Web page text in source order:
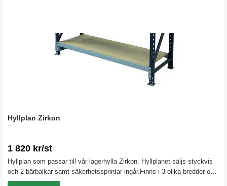
Hyllplan Zirkon
1 820 kr/st
Hyllplan som passar till vår lagerhylla Zirkon. Hyllplanet säljs styckvis
och 2 bärbalkar samt säkerhetssprintar ingår.Finns i 3 olika bredder och
2 olika djup.